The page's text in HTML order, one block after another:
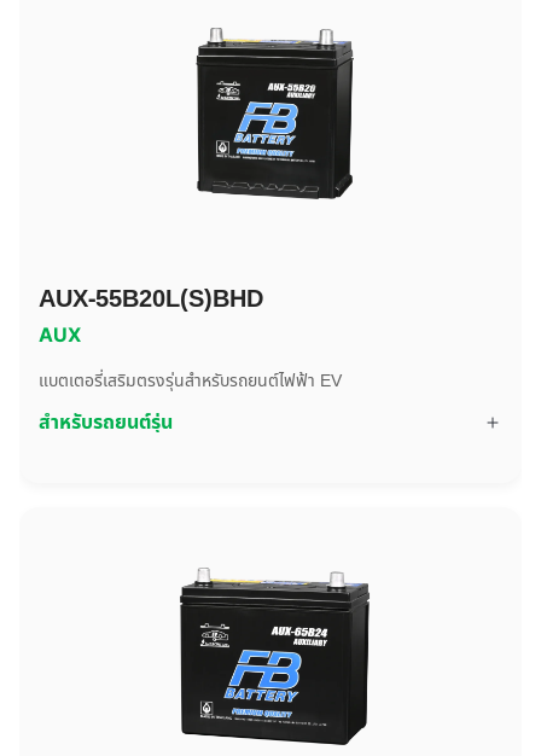
AUX-55B20L(S)BHD
AUX
แบตเตอรี่เสริมตรงรุ่นสำหรับรถยนต์ไฟฟ้า EV
สำหรับรถยนต์รุ่น